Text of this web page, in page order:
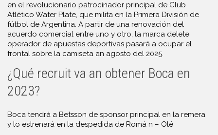
en el revolucionario patrocinador principal de Club
Atlético Water Plate, que milita en la Primera División de
fútbol de Argentina. A partir de una renovación del
acuerdo comercial entre uno y otro, la marca delete
operador de apuestas deportivas pasará a ocupar el
frontal sobre la camiseta an agosto del 2025.
¿Qué recruit va an obtener Boca en
2023?
Boca tendrá a Betsson de sponsor principal en la remera
y lo estrenará en la despedida de Romá n – Olé